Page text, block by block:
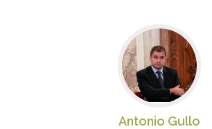
Antonio Gullo